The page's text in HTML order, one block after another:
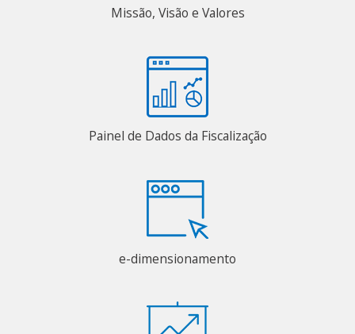
Missão, Visão e Valores
Painel de Dados da Fiscalização
e-dimensionamento